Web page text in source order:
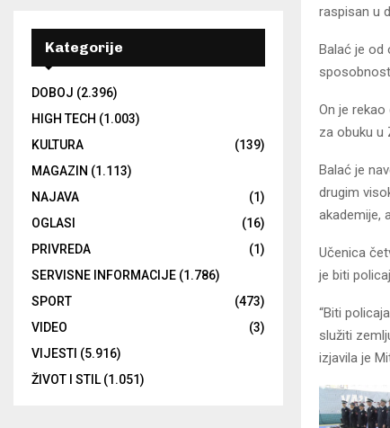
raspisan u
Balać je od
On je
za obuku u
Balać je
drugim
akademije,
Učenica
je biti
“Biti
služiti
izjavila je
Kategorije
DOBOJ (2.396)
HIGH TECH (1.003)
KULTURA
(139)
MAGAZIN (1.113)
NAJAVA
(1)
OGLASI
(16)
PRIVREDA
(1)
SERVISNE INFORMACIJE (1.786)
SPORT
(473)
VIDEO
(3)
VIJESTI (5.916)
ŽIVOT I STIL(1.051)